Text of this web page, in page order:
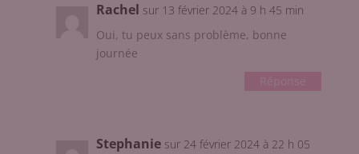
Rachel sur 13 février 2024 à 9 h 45 min
Oui, tu peux sans problème, bonne
journée
Réponse
Stephanie sur 24 février 2024 à 22 h 05